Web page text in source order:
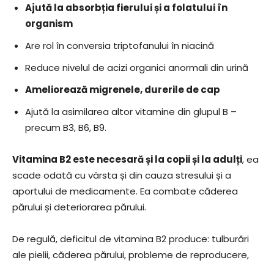
Ajută la absorbția fierului și a folatului în
organism
Are rol în conversia triptofanului în niacină
Reduce nivelul de acizi organici anormali din urină
Ameliorează migrenele, durerile de cap
Ajută la asimilarea altor vitamine din glupul B –
precum B3, B6, B9.
Vitamina B2 este necesară și la copii și la adulți, ea
scade odată cu vârsta și din cauza stresului și a
aportului de medicamente. Ea combate căderea
părului și deteriorarea părului.
De regulă, deficitul de vitamina B2 produce: tulburări
ale pielii, căderea părului, probleme de reproducere,